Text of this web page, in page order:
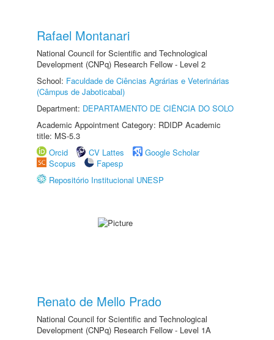
Rafael Montanari
National Council for Scientific and Technological
Development (CNPq) Research Fellow - Level 2
School: Faculdade de Ciências Agrárias e Veterinárias
(Câmpus de Jaboticabal)
Department: DEPARTAMENTO DE CIÊNCIA DO SOLO
Academic Appointment Category: RDIDP Academic
title: MS-5.3
Orcid
CV Lattes
Google Scholar
Scopus
Fapesp
Repositório Institucional UNESP
Renato de Mello Prado
National Council for Scientific and Technological
Development (CNPq) Research Fellow - Level 1A